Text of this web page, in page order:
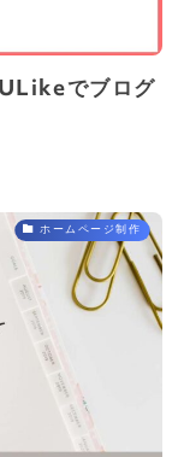
でブログ
ホームページ制作